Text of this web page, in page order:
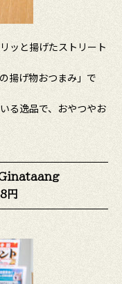
ッと揚げたストリート
揚げ物おつまみ」で
る逸品で、おやつやお
Ginataang
円